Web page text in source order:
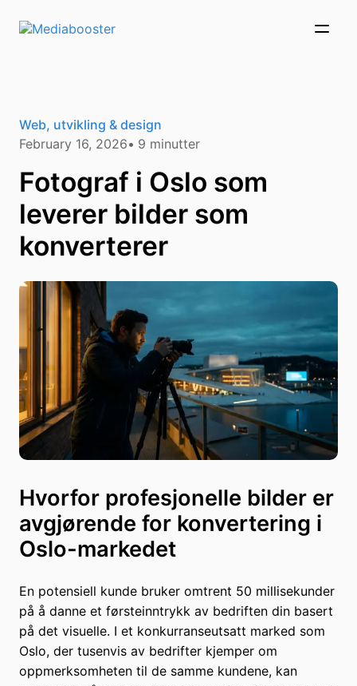
Skip To Main Content
Web, utvikling & design
February 16, 2026
9 minutter
Fotograf i Oslo som
leverer bilder som
konverterer
Hvorfor profesjonelle bilder er
avgjørende for konvertering i
Oslo-markedet
En potensiell kunde bruker omtrent 50 millisekunder
på å danne et førsteinntrykk av bedriften din basert
på det visuelle. I et konkurranseutsatt marked som
Oslo, der tusenvis av bedrifter kjemper om
oppmerksomheten til de samme kundene, kan